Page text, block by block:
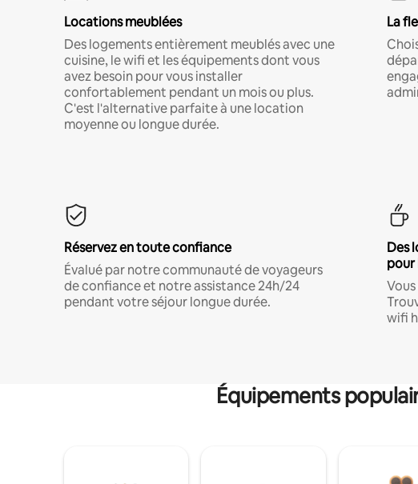
Locations meublées
Des logements entièrement meublés avec une
cuisine, le wifi et les équipements dont vous
avez besoin pour vous installer
confortablement pendant un mois ou plus.
C'est l'alternative parfaite à une location
moyenne ou longue durée.
La
Réservez en toute confiance
Évalué par notre communauté de voyageurs
de confiance et notre assistance 24h/24
pendant votre séjour longue durée.
Des
pour
wifi
Équipements